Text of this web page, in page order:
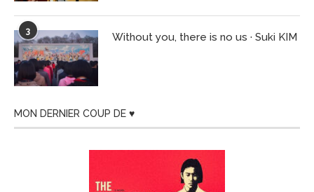
3 Without you, there is no us · Suki KIM
MON DERNIER COUP DE ♥